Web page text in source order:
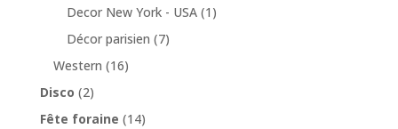
Decor New York - USA (1)
Décor parisien (7)
Western (16)
Disco (2)
Fête foraine (14)